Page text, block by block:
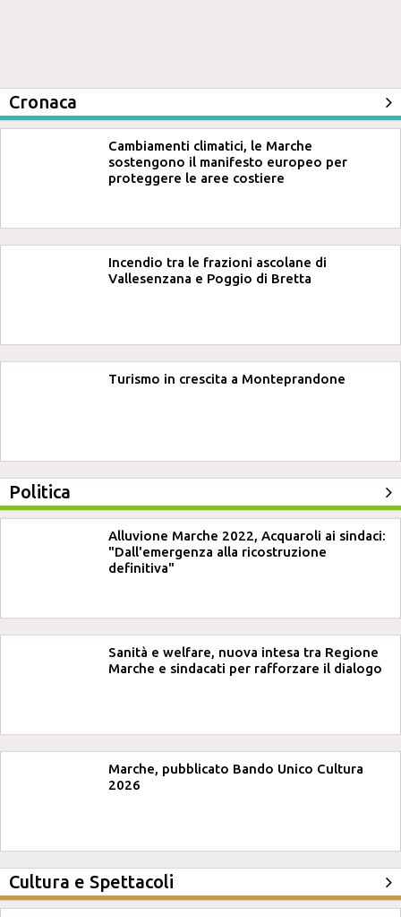
Cronaca
Cambiamenti climatici, le Marche
sostengono il manifesto europeo per
proteggere le aree costiere
Incendio tra le frazioni ascolane di
Vallesenzana e Poggio di Bretta
Turismo in crescita a Monteprandone
Politica
Alluvione Marche 2022, Acquaroli ai sindaci:
"Dall'emergenza alla ricostruzione
definitiva"
Sanità e welfare, nuova intesa tra Regione
Marche e sindacati per rafforzare il dialogo
Marche, pubblicato Bando Unico Cultura
2026
Cultura e Spettacoli